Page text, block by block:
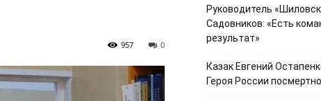
0
957
Руководитель
Садовников: «Есть
результат»
Казак Евгений
Героя России посмертно